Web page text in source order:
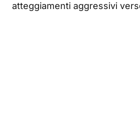
atteggiamenti aggressivi